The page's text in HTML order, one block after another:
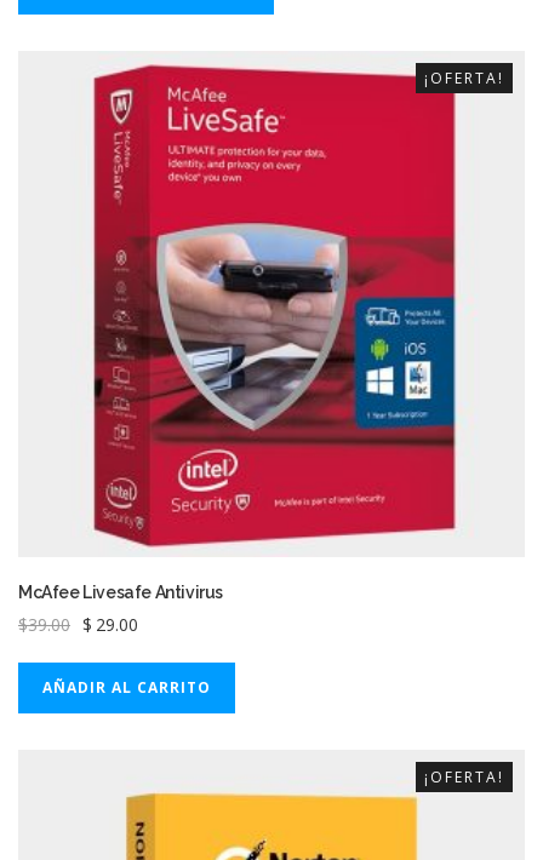
tiene
variantes.
Las
opciones
se
elegir
la
página
de
producto
¡OFERTA!
McAfee Livesafe Antivirus
$39.00 El
original
era:
$ 29.00
actual
es:
AÑADIR AL CARRITO
¡OFERTA!